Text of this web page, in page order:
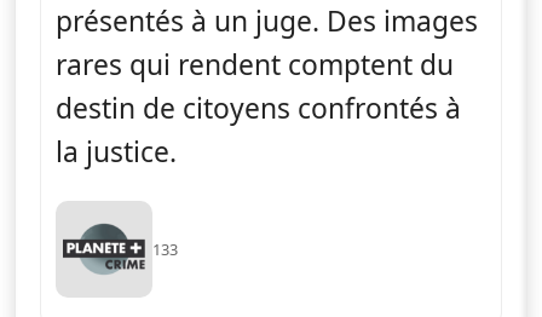
présentés à un juge. Des images
rares qui rendent comptent du
destin de citoyens confrontés à
la justice.
133